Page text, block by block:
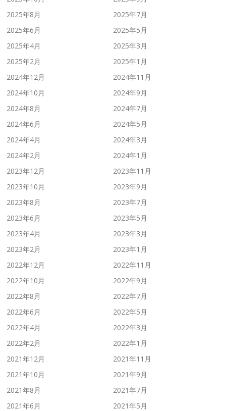
2025年8月
2025年7月
2025年6月
2025年5月
2025年4月
2025年3月
2025年2月
2025年1月
2024年12月
2024年11月
2024年10月
2024年9月
2024年8月
2024年7月
2024年6月
2024年5月
2024年4月
2024年3月
2024年2月
2024年1月
2023年12月
2023年11月
2023年10月
2023年9月
2023年8月
2023年7月
2023年6月
2023年5月
2023年4月
2023年3月
2023年2月
2023年1月
2022年12月
2022年11月
2022年10月
2022年9月
2022年8月
2022年7月
2022年6月
2022年5月
2022年4月
2022年3月
2022年2月
2022年1月
2021年12月
2021年11月
2021年10月
2021年9月
2021年8月
2021年7月
2021年6月
2021年5月